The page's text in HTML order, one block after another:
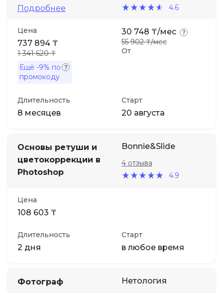
Подробнее
4.6
Цена
737 894 ₸
1 341 620 ₸
Ещё -9% по
промокоду
От
30 748 ₸/мес
55 902 ₸/мес
Длительность
8 месяцев
Старт
20 августа
Основы ретуши и
цветокоррекции в
Photoshop
Bonnie&Slide
4.9
4 отзыва
Цена
108 603 ₸
Длительность
2 дня
Старт
в любое время
Фотограф
Нетология